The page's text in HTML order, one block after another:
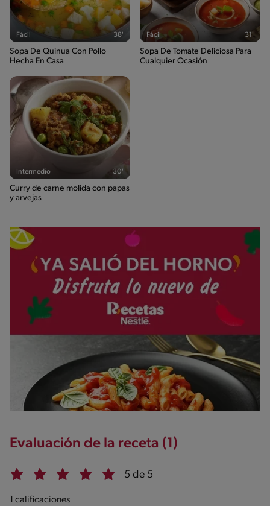
Fácil 38'
Sopa De Quinua Con Pollo
Hecha En Casa
Fácil 31'
Sopa De Tomate Deliciosa Para
Cualquier Ocasión
Intermedio 30'
Curry de carne molida con papas
y arvejas
Evaluación de la receta (1)
5 de 5
1 calificaciones